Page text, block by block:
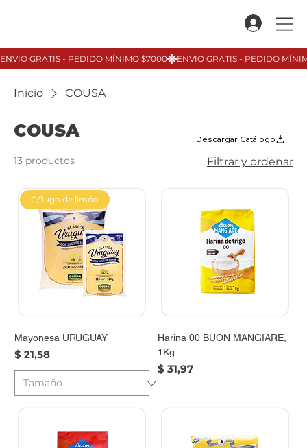
Inicio COUSA
COUSA
13 productos Filtrar y ordenar
C/Jugo de limón
Mayonesa URUGUAY
Precio
$ 21,58
Harina 00 BUON MANGIARE,
1Kg
Precio
$ 31,97
Descargar Catálogo